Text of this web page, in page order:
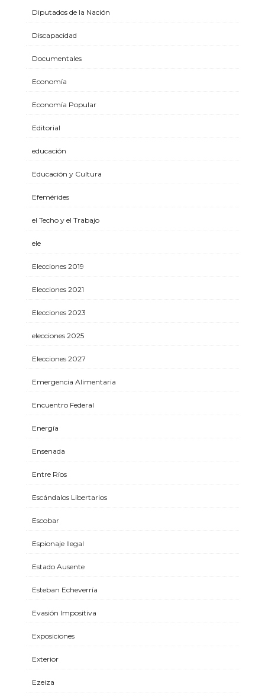
Diputados de la Nación
Discapacidad
Documentales
Economía
Economía Popular
Editorial
educación
Educación y Cultura
Efemérides
el Techo y el Trabajo
ele
Elecciones 2019
Elecciones 2021
Elecciones 2023
elecciones 2025
Elecciones 2027
Emergencia Alimentaria
Encuentro Federal
Energía
Ensenada
Entre Ríos
Escándalos Libertarios
Escobar
Espionaje Ilegal
Estado Ausente
Esteban Echeverría
Evasión Impositiva
Exposiciones
Exterior
Ezeiza